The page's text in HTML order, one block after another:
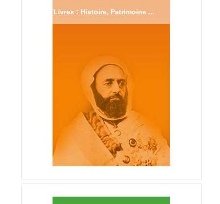
Livres : Histoire, Patrimoine ...